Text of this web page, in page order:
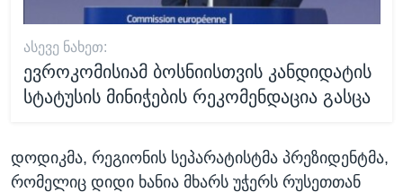
ᲐᲡᲔᲕᲔ ᲜᲐᲮᲔᲗ:
ევროკომისიამ ბოსნიისთვის კანდიდატის
სტატუსის მინიჭების რეკომენდაცია გასცა
დოდიკმა, რეგიონის სეპარატისტმა პრეზიდენტმა,
რომელიც დიდი ხანია მხარს უჭერს რუსეთთან